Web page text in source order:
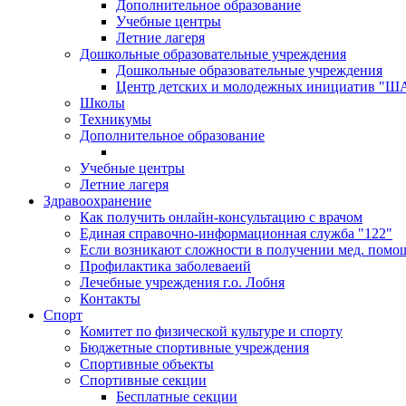
Дополнительное образование
Учебные центры
Летние лагеря
Дошкольные образовательные учреждения
Дошкольные образовательные учреждения
Центр детских и молодежных инициатив
Школы
Техникумы
Дополнительное образование
Учебные центры
Летние лагеря
Здравоохранение
Как получить онлайн-консультацию с врачом
Единая справочно-информационная служба "122"
Если возникают сложности в получении мед.
Профилактика заболеваеий
Лечебные учреждения г.о. Лобня
Контакты
Спорт
Комитет по физической культуре и спорту
Бюджетные спортивные учреждения
Спортивные объекты
Спортивные секции
Бесплатные секции